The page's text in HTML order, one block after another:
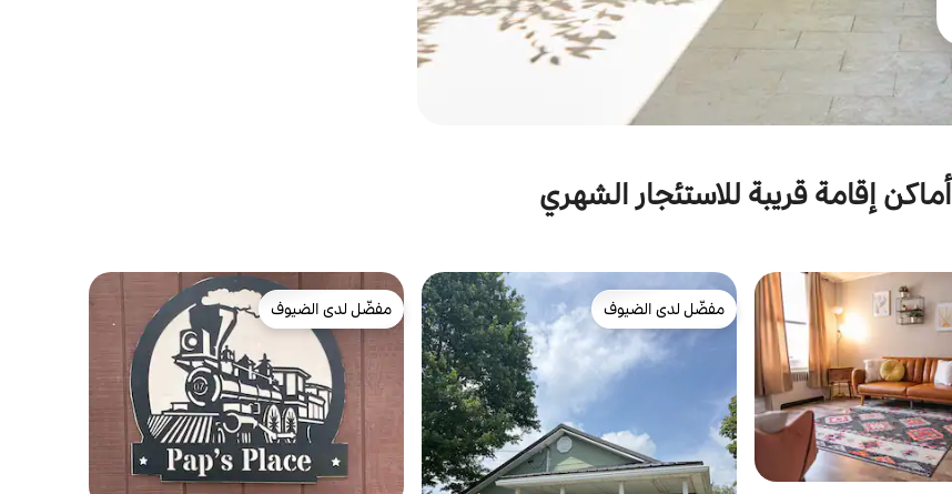
أماكن إقامة قريبة للاستئجار الشهري
مفضّل لدى الضيوف
مفضّل لدى الضيوف
مفضّل لدى الضيوف
مفضّل لدى الضيوف